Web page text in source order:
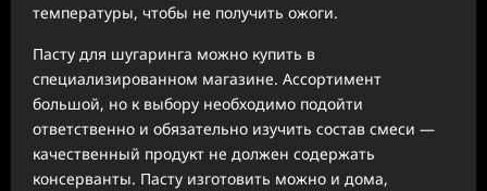
температуры, чтобы не получить ожоги.
Пасту для шугаринга можно купить в
специализированном магазине. Ассортимент
большой, но к выбору необходимо подойти
ответственно и обязательно изучить состав смеси —
качественный продукт не должен содержать
консерванты. Пасту изготовить можно и дома,